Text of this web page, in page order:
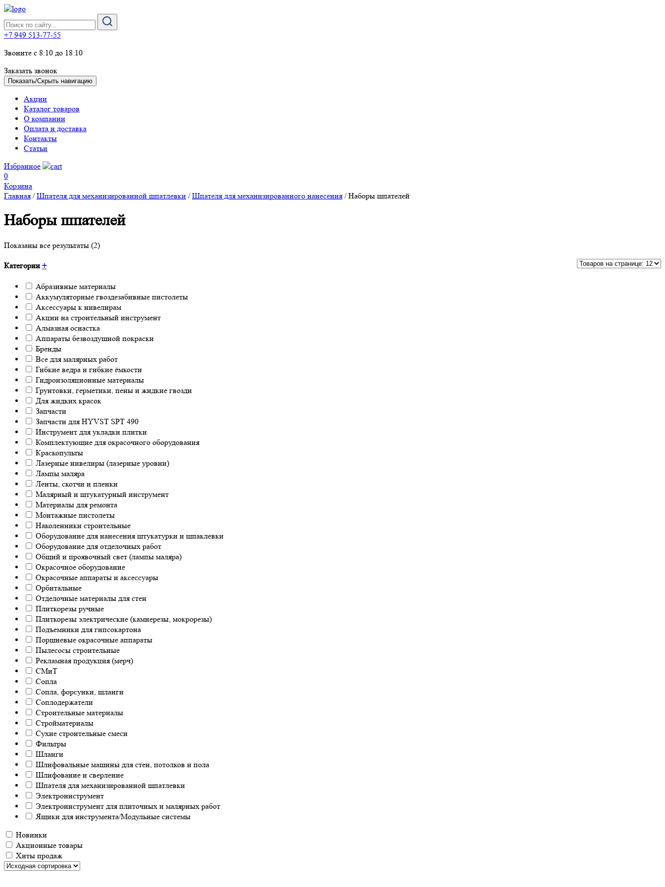
+7 949 513-77-55
Звоните с 8:10 до 18:10
Заказать звонок
Показать/Скрыть навигацию
Акции
Каталог товаров
О компании
Оплата и доставка
Контакты
Статьи
Избранное
0
Корзина
Главная /Шпателя для механизированной шпатлевки /Шпателя для механизированного нанесения /Наборы шпателей
Наборы шпателей
Показаны все результаты (2)
Категории +
Абразивные материалы
Аккумуляторные гвоздезабивные пистолеты
Аксессуары к нивелирам
Акции на строительный инструмент
Алмазная оснастка
Аппараты безвоздушной покраски
Бренды
Все для малярных работ
Гибкие ведра и гибкие ёмкости
Гидроизоляционные материалы
Грунтовки, герметики, пены и жидкие гвозди
Для жидких красок
Запчасти
Запчасти для HYVST SPT 490
Инструмент для укладки плитки
Комплектующие для окрасочного оборудования
Краскопульты
Лазерные нивелиры (лазерные уровни)
Лампы маляра
Ленты, скотчи и пленки
Малярный и штукатурный инструмент
Материалы для ремонта
Монтажные пистолеты
Наколенники строительные
Оборудование для нанесения штукатурки и шпаклевки
Оборудование для отделочных работ
Общий и проявочный свет (лампы маляра)
Окрасочное оборудование
Окрасочные аппараты и аксессуары
Орбитальные
Отделочные материалы для стен
Плиткорезы ручные
Плиткорезы электрические (камнерезы, мокрорезы)
Подъемники для гипсокартона
Поршневые окрасочные аппараты
Пылесосы строительные
Рекламная продукция (мерч)
СМиТ
Сопла
Сопла, форсунки, шланги
Соплодержатели
Строительные материалы
Стройматериалы
Сухие строительные смеси
Фильтры
Шланги
Шлифовальные машины для стен, потолков и пола
Шлифование и сверление
Шпателя для механизированной шпатлевки
Электроинструмент
Электроинструмент для плиточных и малярных работ
Ящики для инструмента/Модульные системы
Новинки
Акционные товары
Хиты продаж